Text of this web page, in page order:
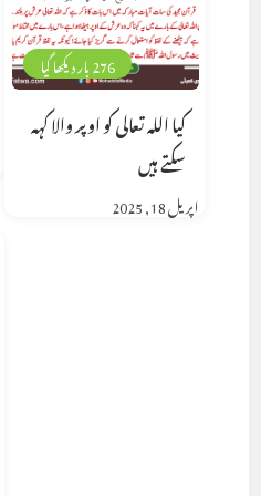
276 بار دیکھا گیا
کیا اللہ تعالی کو اوپر والا کہہ
سکتے ہیں
اپریل 18, 2025